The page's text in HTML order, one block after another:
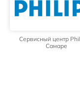
Сервисный центр
Самаре